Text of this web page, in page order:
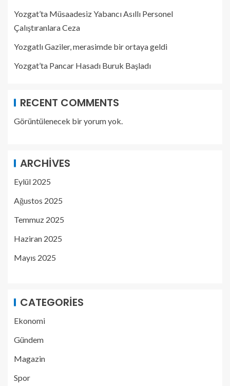
Yozgat’ta Müsaadesiz Yabancı Asıllı Personel
Çalıştıranlara Ceza
Yozgatlı Gaziler, merasimde bir ortaya geldi
Yozgat’ta Pancar Hasadı Buruk Başladı
RECENT COMMENTS
Görüntülenecek bir yorum yok.
ARCHIVES
Eylül 2025
Ağustos 2025
Temmuz 2025
Haziran 2025
Mayıs 2025
CATEGORIES
Ekonomi
Gündem
Magazin
Spor